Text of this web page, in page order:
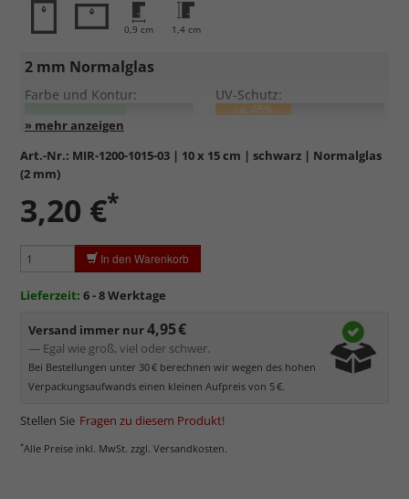
0,9 cm 1,4 cm
2 mm Normalglas
Farbe und Kontur: UV-Schutz:
ca. 45%
Entspiegelung:
Standardglas
Formstabil, preiswert, witterungs- und hitzebeständig
sowiekratzfest.
Reflektierende Oberfläche
werden kann.
Schutz des Bildes.
Normalglas hat eine leichte Grünfärbung
, wodurch es im
Bereich der Weißtöne zu einem dezenten Grünschimmer
kommt. Für Bilder mit hellen Farben empfehlen wir Kunst- oder
Museumsglas.
Art.-Nr.: MIR-1200-1015-03 | 10 x 15 cm | schwarz | Normalglas
(2 mm)
3,20 €*
In den Warenkorb
Lieferzeit: 6 - 8 Werktage
Versand immer nur4,95 €
— Egal wie groß, viel oder schwer.
Bei Bestellungen unter 30 € berechnen wir wegen des hohen
Verpackungsaufwands einen kleinen Aufpreis von 5 €.
Stellen Sie Fragen zu diesem Produkt!
*Alle Preise inkl. MwSt. zzgl. Versandkosten.